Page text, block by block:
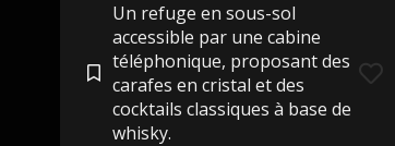
Un refuge en sous-sol
accessible par une cabine
téléphonique, proposant des
carafes en cristal et des
cocktails classiques à base de
whisky.